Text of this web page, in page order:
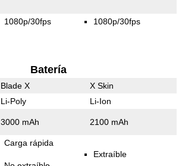
1080p/30fps 1080p/30fps
Batería
Blade X X Skin
Li-Poly Li-Ion
3000 mAh 2100 mAh
Carga rápida
Extraíble